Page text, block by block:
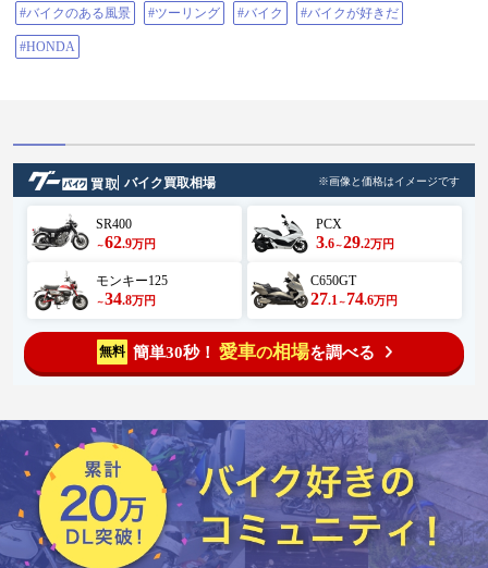
#バイクのある風景 #ツーリング #バイク #バイクが好きだ
#HONDA
バイク買取相場 ※画像と価格はイメージです
SR400
～62.9万円
PCX
3.6～29.2万円
モンキー125
～34.8万円
C650GT
27.1 ～ 74.6万円
無料 簡単30秒！ 愛車の相場を調べる